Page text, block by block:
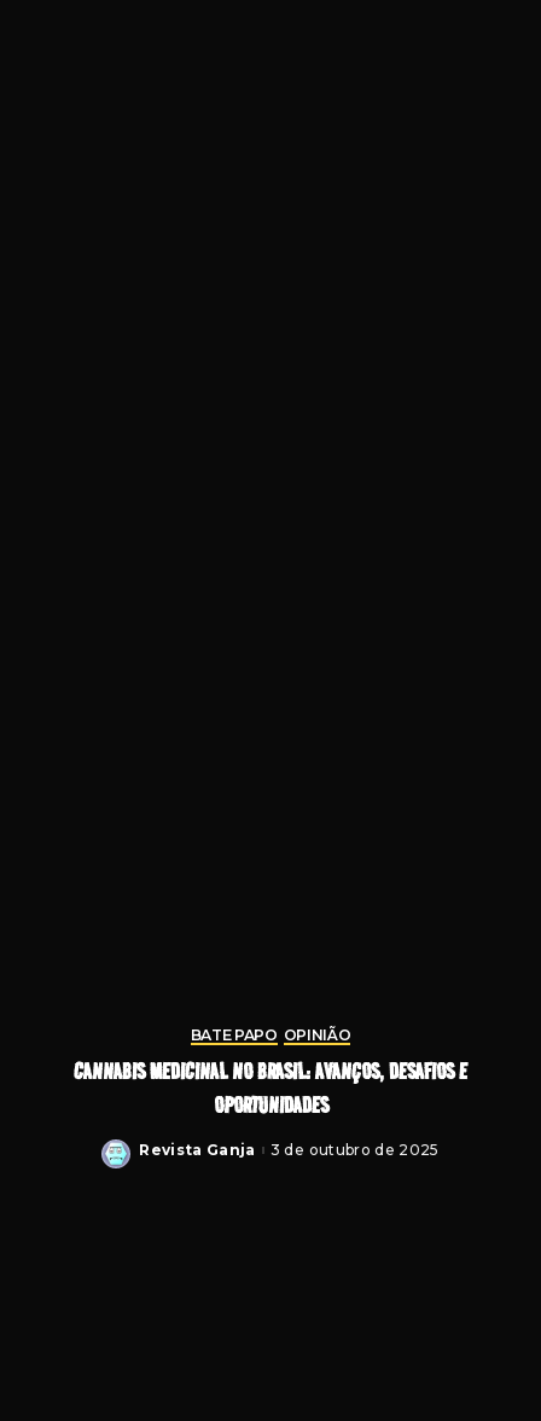
BATE PAPO OPINIÃO
CANNABIS MEDICINAL NO BRASIL: AVANÇOS, DESAFIOS E
OPORTUNIDADES
Posted
Revista Ganja 3 de outubro de 2025